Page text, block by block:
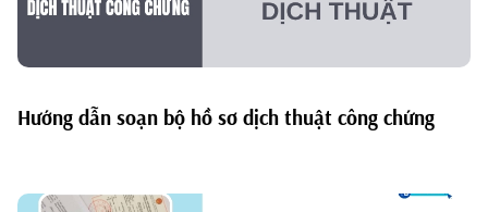
Hướng dẫn soạn bộ hồ sơ dịch thuật công chứng